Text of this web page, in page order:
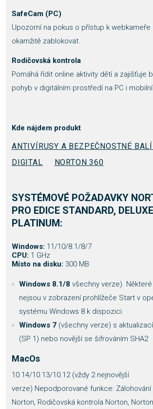
SafeCam (PC)
Upozorní na pokus o přístup k webkameře
okamžitě zablokovat.
Rodičovská kontrola
Pomáhá řídit online aktivity dětí a zajišťuje
pohyb v digitálním prostředí na PC i
Kde nájdem produkt
ANTIVÍRUSY A BEZPEČNOSTNÉ
DIGITAL
NORTON 360
SYSTÉMOVÉ POŽADAVKY
PRO EDICE STANDARD,
PLATINUM:
Windows: 11/10/8.1/8/7
CPU: 1 GHz
Místo na disku: 300 MB
Windows 8.1/8 všechny verze).
nejsou v zobrazení prohlížeče Start v
systému Windows 8 k dispozici.
Windows 7 (všechny verze) s
(SP 1) nebo novější se šifrováním SHA2
MacOs
10.14/10.13/10.12 (vždy 2 nejnovější
verze) Nepodporované funkce:
Norton, Rodičovská kontrola Norton,